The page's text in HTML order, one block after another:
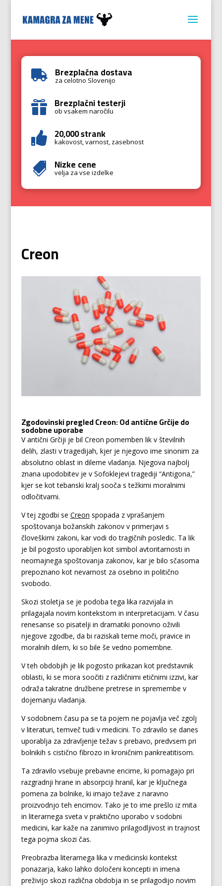
 Brezplačna dostava
za celotno Slovenijo
 Brezplačni testerji
ob vsakem naročilu
 20,000 strank
kakovost, varnost, zasebnost
 Nizke cene
velja za vse izdelke
Creon
Zgodovinski pregled Creon: Od antične Grčije do
sodobne uporabe
V antični Grčiji je bil Creon pomemben lik v številnih
delih, zlasti v tragedijah, kjer je njegovo ime sinonim za
absolutno oblast in dileme vladanja. Njegova najbolj
znana upodobitev je v Sofoklejevi tragediji “Antigona,”
kjer se kot tebanski kralj sooča s težkimi moralnimi
odločitvami.
V tej zgodbi se Creon spopada z vprašanjem
spoštovanja božanskih zakonov v primerjavi s
človeškimi zakoni, kar vodi do tragičnih posledic. Ta lik
je bil pogosto uporabljen kot simbol avtoritarnosti in
neomajnega spoštovanja zakonov, kar je bilo sčasoma
prepoznano kot nevarnost za osebno in politično
svobodo.
Skozi stoletja se je podoba tega lika razvijala in
prilagajala novim kontekstom in interpretacijam. V času
renesanse so pisatelji in dramatiki ponovno oživili
njegove zgodbe, da bi raziskali teme moči, pravice in
moralnih dilem, ki so bile še vedno pomembne.
V teh obdobjih je lik pogosto prikazan kot predstavnik
oblasti, ki se mora soočiti z različnimi etičnimi izzivi, kar
odraža takratne družbene pretrese in spremembe v
dojemanju vladanja.
V sodobnem času pa se ta pojem ne pojavlja več zgolj
v literaturi, temveč tudi v medicini. To zdravilo se danes
uporablja za zdravljenje težav s prebavo, predvsem pri
bolnikih s cistično fibrozo in kroničnim pankreatitisom.
Ta zdravilo vsebuje prebavne encime, ki pomagajo pri
razgradnji hrane in absorpciji hranil, kar je ključnega
pomena za bolnike, ki imajo težave z naravno
proizvodnjo teh encimov. Tako je to ime prešlo iz mita
in literarnega sveta v praktično uporabo v sodobni
medicini, kar kaže na zanimivo prilagodljivost in trajnost
tega pojma skozi čas.
Preobrazba literarnega lika v medicinski kontekst
ponazarja, kako lahko določeni koncepti in imena
preživijo skozi različna obdobja in se prilagodijo novim